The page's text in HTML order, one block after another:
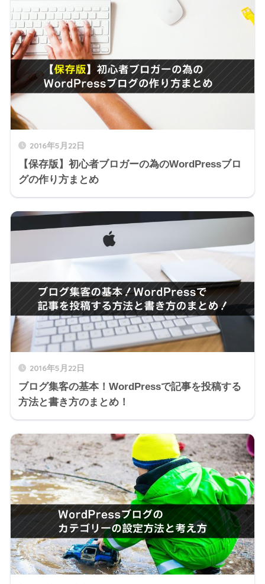
2016年5月22日
【保存版】初心者ブロガーの為のWordPressブロ
グの作り方まとめ
2016年5月22日
ブログ集客の基本！WordPressで記事を投稿する
方法と書き方のまとめ！